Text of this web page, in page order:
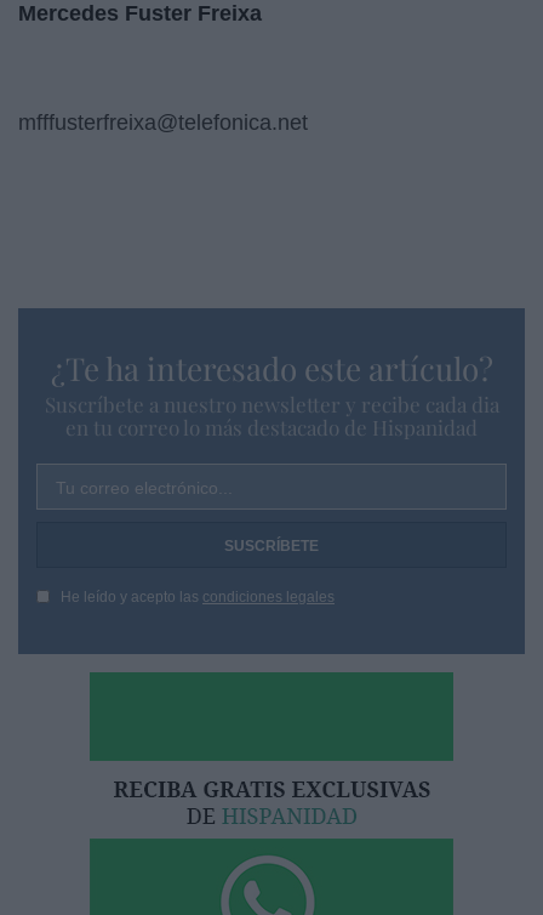
Mercedes Fuster Freixa
mfffusterfreixa@telefonica.net
¿Te ha interesado este artículo?
Suscríbete a nuestro newsletter y recibe cada dia
en tu correo lo más destacado de Hispanidad
Tu correo electrónico...
He leído y acepto las condiciones legales